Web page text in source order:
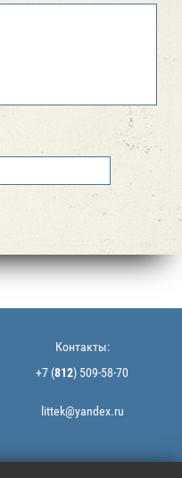
Контакты:
+7 (812) 509-58-70
littek@yandex.ru